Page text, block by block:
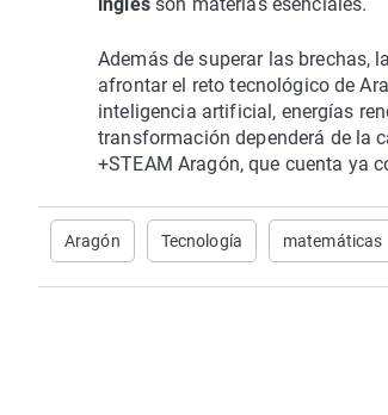
Además de superar las brechas, la
afrontar el reto tecnológico de
inteligencia artificial, energías
transformación dependerá de la
+STEAM Aragón, que cuenta ya
Aragón Tecnología matemáticas